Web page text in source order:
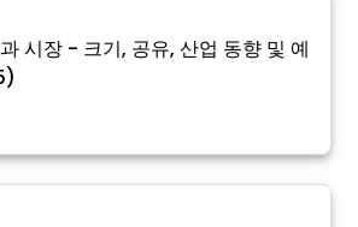
시장 - 크기, 공유, 산업 동향 및 예